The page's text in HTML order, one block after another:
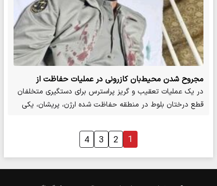
مجروح شدن محیط‌بان کازرونی در عملیات حفاظت از
بلوط‌ها
در یک عملیات تعقیب و گریز پراسترس برای دستگیری متخلفان
قطع درختان بلوط در منطقه حفاظت شده ارژن، پریشان، یکی
1
2
3
4